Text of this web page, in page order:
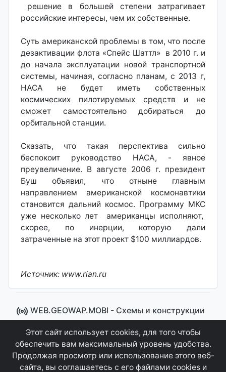
решение в большей степени затрагивает
российские интересы, чем их собственные.
Суть американской проблемы в том, что после
дезактивации флота «Спейс Шаттл» в 2010 г. и
до начала эксплуатации новой транспортной
системы, начиная, согласно планам, с 2013 г,
НАСА не будет иметь собственных
космических пилотируемых средств и не
сможет самостоятельно добираться до
орбитальной станции.
Сказать, что такая перспектива сильно
беспокоит руководство НАСА, - явное
преувеличение. В августе 2006 г. президент
Буш объявил, что отныне главным
направлением американской космонавтики
становится дальний космос. Программу МКС
уже несколько лет американцы исполняют,
скорее, по инерции, которую дали
затраченные на этот проект $100 миллиардов.
Источник: www.rian.ru
WEB.GEOWAP.MOBI - Cхемы и конструкции
© 2008 - 2021
Сайт управляется системой "MKateCMS" от Ray
Icemont.
Этот сайт использует cookies, для того чтобы
обеспечить вам максимальный уровень удобства.
Продолжая просмотр или использование этого веб-
сайта, вы соглашаетесь с его файлами cookies и